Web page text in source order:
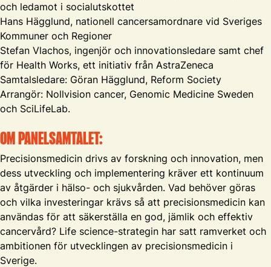
och ledamot i socialutskottet
Hans Hägglund, nationell cancersamordnare vid Sveriges
Kommuner och Regioner
Stefan Vlachos, ingenjör och innovationsledare samt chef
för Health Works, ett initiativ från AstraZeneca
Samtalsledare: Göran Hägglund, Reform Society
Arrangör: Nollvision cancer, Genomic Medicine Sweden
och SciLifeLab.
OM PANELSAMTALET:
Precisionsmedicin drivs av forskning och innovation, men
dess utveckling och implementering kräver ett kontinuum
av åtgärder i hälso- och sjukvården. Vad behöver göras
och vilka investeringar krävs så att precisionsmedicin kan
användas för att säkerställa en god, jämlik och effektiv
cancervård? Life science-strategin har satt ramverket och
ambitionen för utvecklingen av precisionsmedicin i
Sverige.